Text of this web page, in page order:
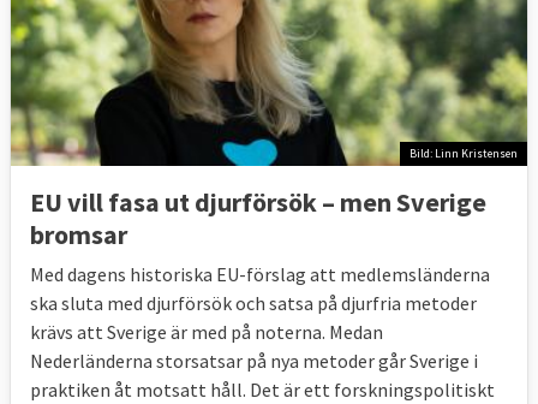
Bild: Linn Kristensen
EU vill fasa ut djurförsök – men Sverige
bromsar
Med dagens historiska EU-förslag att medlemsländerna
ska sluta med djurförsök och satsa på djurfria metoder
krävs att Sverige är med på noterna. Medan
Nederländerna storsatsar på nya metoder går Sverige i
praktiken åt motsatt håll. Det är ett forskningspolitiskt